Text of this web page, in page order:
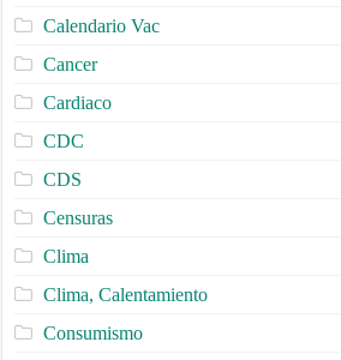
Calendario Vac
Cancer
Cardiaco
CDC
CDS
Censuras
Clima
Clima, Calentamiento
Consumismo